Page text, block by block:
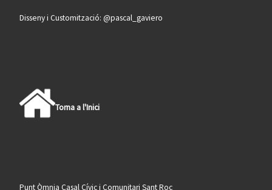
Disseny i Customització: @pascal_gaviero
Torna a l'Inici
Punt Òmnia Casal Cívic i Comunitari Sant Roc